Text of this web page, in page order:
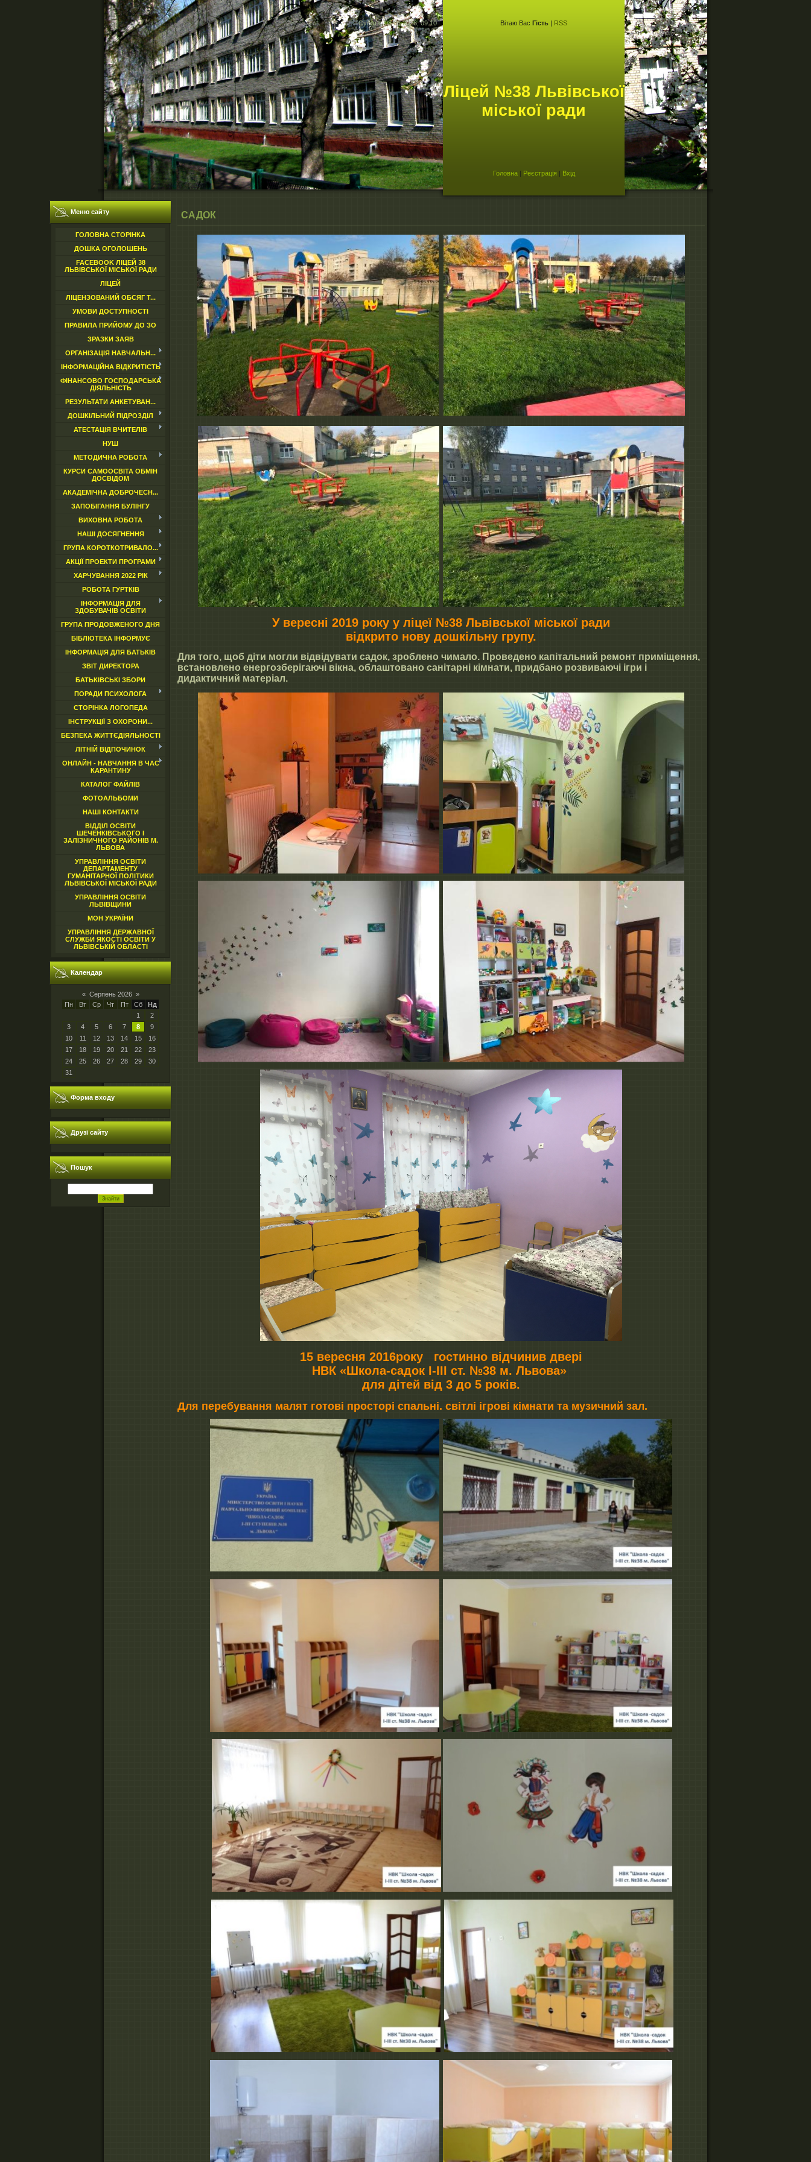
Субота, 08.08.2026, 09:10 Вітаю Вас Гість | RSS
Ліцей №38 Львівської
міської ради
Головна| Реєстрація | Вхід
Меню сайту
ГОЛОВНА СТОРІНКА
ДОШКА ОГОЛОШЕНЬ
FACEBOOK ЛІЦЕЙ 38
ЛЬВІВСЬКОЇ МІСЬКОЇ РАДИ
ЛІЦЕЙ
ЛІЦЕНЗОВАНИЙ ОБСЯГ Т...
УМОВИ ДОСТУПНОСТІ
ПРАВИЛА ПРИЙОМУ ДО ЗО
ЗРАЗКИ ЗАЯВ
ОРГАНІЗАЦІЯ НАВЧАЛЬН...
ІНФОРМАЦІЙНА ВІДКРИТІСТЬ
ФІНАНСОВО ГОСПОДАРСЬКА
ДІЯЛЬНІСТЬ
РЕЗУЛЬТАТИ АНКЕТУВАН...
ДОШКІЛЬНИЙ ПІДРОЗДІЛ
АТЕСТАЦІЯ ВЧИТЕЛІВ
НУШ
МЕТОДИЧНА РОБОТА
КУРСИ САМООСВІТА ОБМІН
ДОСВІДОМ
АКАДЕМІЧНА ДОБРОЧЕСН...
ЗАПОБІГАННЯ БУЛІНГУ
ВИХОВНА РОБОТА
НАШІ ДОСЯГНЕННЯ
ГРУПА КОРОТКОТРИВАЛО...
АКЦІЇ ПРОЕКТИ ПРОГРАМИ
ХАРЧУВАННЯ 2022 РІК
РОБОТА ГУРТКІВ
ІНФОРМАЦІЯ ДЛЯ
ЗДОБУВАЧІВ ОСВІТИ
ГРУПА ПРОДОВЖЕНОГО ДНЯ
БІБЛІОТЕКА ІНФОРМУЄ
ІНФОРМАЦІЯ ДЛЯ БАТЬКІВ
ЗВІТ ДИРЕКТОРА
БАТЬКІВСЬКІ ЗБОРИ
ПОРАДИ ПСИХОЛОГА
СТОРІНКА ЛОГОПЕДА
ІНСТРУКЦІЇ З ОХОРОНИ...
БЕЗПЕКА ЖИТТЄДІЯЛЬНОСТІ
ЛІТНІЙ ВІДПОЧИНОК
ОНЛАЙН - НАВЧАННЯ В ЧАС
КАРАНТИНУ
КАТАЛОГ ФАЙЛІВ
ФОТОАЛЬБОМИ
НАШІ КОНТАКТИ
ВІДДІЛ ОСВІТИ
ШЕЧЕНКІВСЬКОГО І
ЗАЛІЗНИЧНОГО РАЙОНІВ М.
ЛЬВОВА
УПРАВЛІННЯ ОСВІТИ
ДЕПАРТАМЕНТУ
ГУМАНІТАРНОЇ ПОЛІТИКИ
ЛЬВІВСЬКОЇ МІСЬКОЇ РАДИ
УПРАВЛІННЯ ОСВІТИ
ЛЬВІВЩИНИ
МОН УКРАЇНИ
УПРАВЛІННЯ ДЕРЖАВНОЇ
СЛУЖБИ ЯКОСТІ ОСВІТИ У
ЛЬВІВСЬКІЙ ОБЛАСТІ
Календар
« Серпень 2026 »
Пн
Вт Ср Чт Пт Сб
Нд
1
2
3
4 5 6 7 8
9
10
11 12 13 14 15
16
17
18 19 20 21 22
23
24
25 26 27 28 29
30
31
Форма входу
Друзі сайту
Пошук
САДОК
У вересні 2019 року у ліцеї №38 Львівської міської ради
відкрито нову дошкільну групу.
Для того, щоб діти могли відвідувати садок, зроблено чимало. Проведено капітальний ремонт приміщення,
встановлено енергозберігаючі вікна, облаштовано санітарні кімнати, придбано розвиваючі ігри і
дидактичний матеріал.
15 вересня 2016року гостинно відчинив двері
НВК «Школа-садок І-ІІІ ст. №38 м. Львова»
для дітей від 3 до 5 років.
Для перебування малят готові просторі спальні. світлі ігрові кімнати та музичний зал.